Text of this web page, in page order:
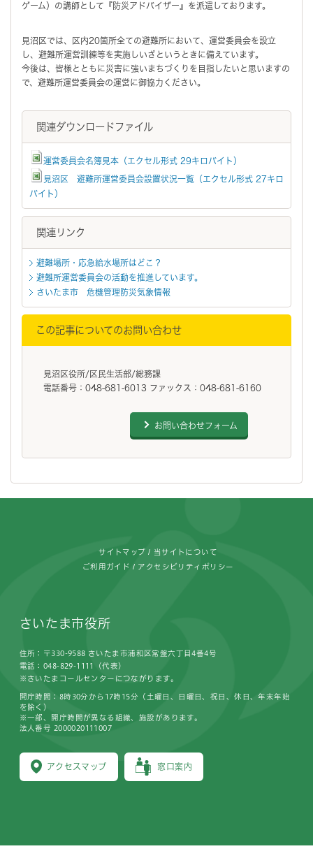
ゲーム）の講師として『防災アドバイザー』を派遣しております。
見沼区では、区内20箇所全ての避難所において、運営委員会を設立
し、避難所運営訓練等を実施しいざというときに備えています。
今後は、皆様とともに災害に強いまちづくりを目指したいと思いますの
で、避難所運営委員会の運営に御協力ください。
関連ダウンロードファイル
運営委員会名簿見本（エクセル形式 29キロバイト）
見沼区 避難所運営委員会設置状況一覧（エクセル形式 27キロ
バイト）
関連リンク
避難場所・応急給水場所はどこ？
避難所運営委員会の活動を推進しています。
さいたま市 危機管理防災気象情報
この記事についてのお問い合わせ
見沼区役所/区民生活部/総務課
電話番号：048-681-6013 ファックス：048-681-6160
お問い合わせフォーム
サイトマップ 当サイトについて
ご利用ガイド アクセシビリティポリシー
さいたま市役所
住所：〒330-9588 さいたま市浦和区常盤六丁目4番4号
電話：048-829-1111（代表）
※さいたまコールセンターにつながります。
アクセスマップ 窓口案内
開庁時間：8時30分から17時15分（土曜日、日曜日、祝日、休日、年末年始
を除く）
※一部、開庁時間が異なる組織、施設があります。
法人番号 2000020111007